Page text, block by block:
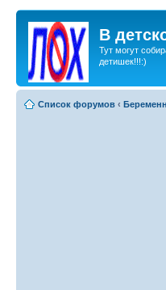
В
Тут могут
детишек!!!:)
Список форумов ‹